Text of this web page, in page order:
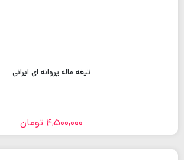
تیغه ماله پروانه ای ایرانی
4,500,000 تومان